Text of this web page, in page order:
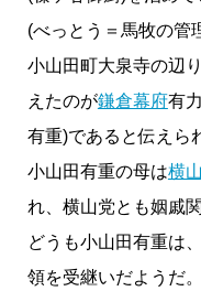
(べっとう＝馬牧の管
小山田町大泉寺の辺
えたのが鎌倉幕府有
有重)であると伝えら
小山田有重の母は横
れ、横山党とも姻戚
どうも小山田有重は
領を受継いだようだ